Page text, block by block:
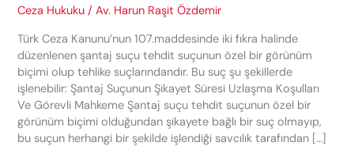
Ceza Hukuku /Av. Harun Raşit Özdemir
Türk Ceza Kanunu’nun 107.maddesinde iki fıkra halinde
düzenlenen şantaj suçu tehdit suçunun özel bir görünüm
biçimi olup tehlike suçlarındandır. Bu suç şu şekillerde
işlenebilir: Şantaj Suçunun Şikayet Süresi Uzlaşma Koşulları
Ve Görevli Mahkeme Şantaj suçu tehdit suçunun özel bir
görünüm biçimi olduğundan şikayete bağlı bir suç olmayıp,
bu suçun herhangi bir şekilde işlendiği savcılık tarafından […]